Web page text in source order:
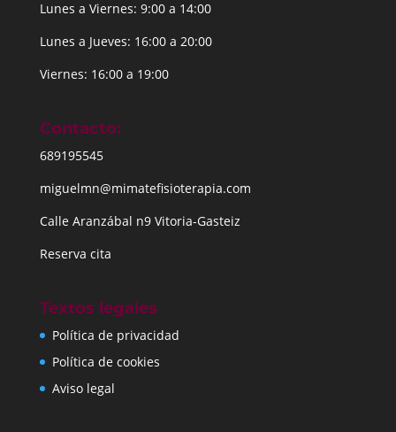
Lunes a Viernes: 9:00 a 14:00
Lunes a Jueves: 16:00 a 20:00
Viernes: 16:00 a 19:00
Contacto:
689195545
miguelmn@mimatefisioterapia.com
Calle Aranzábal n9 Vitoria-Gasteiz
Reserva cita
Textos legales
Política de privacidad
Política de cookies
Aviso legal